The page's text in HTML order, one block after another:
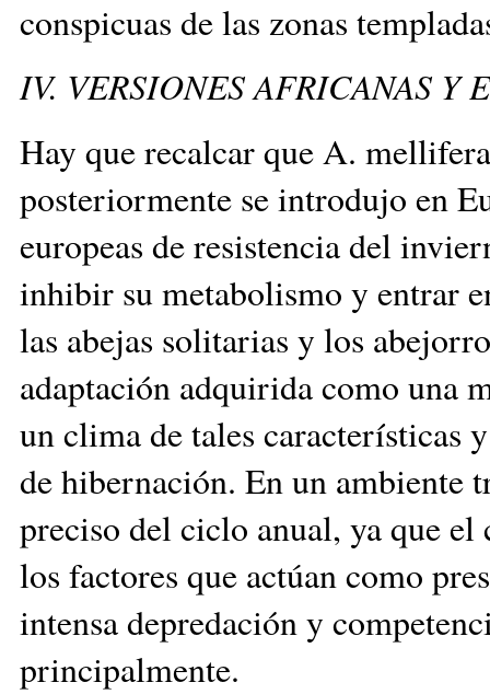
conspicuas de las zonas
IV. VERSIONES AFRICANAS Y
Hay que recalcar que A.
posteriormente se introdujo en
europeas de resistencia del
inhibir su metabolismo y entrar
las abejas solitarias y los
adaptación adquirida como una
un clima de tales características
de hibernación. En un ambiente
preciso del ciclo anual, ya que el
los factores que actúan como
intensa depredación y
principalmente.